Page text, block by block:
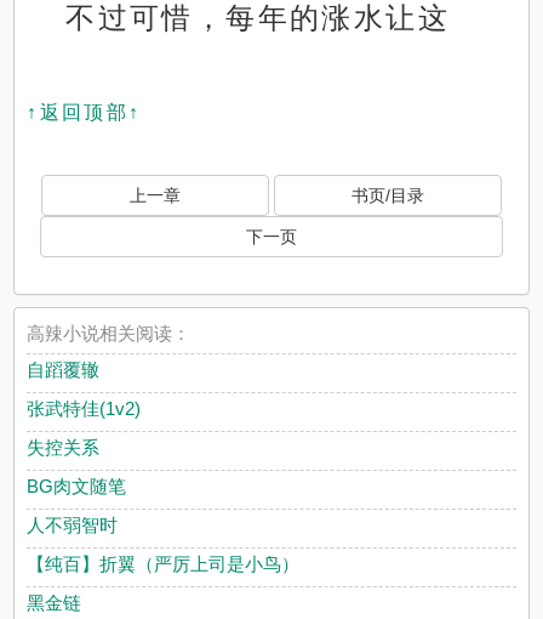
不过可惜，每年的涨水让这
↑返回顶部↑
上一章 书页/目录
下一页
高辣小说相关阅读：
自蹈覆辙
张武特佳(1v2)
失控关系
BG肉文随笔
人不弱智时
【纯百】折翼（严厉上司是小鸟）
黑金链